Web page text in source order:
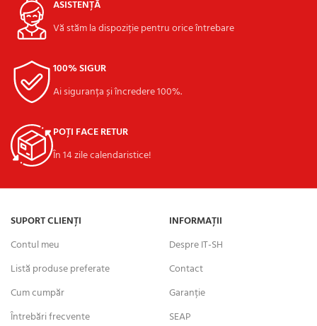
ASISTENȚĂ
Vă stăm la dispoziție pentru orice întrebare
100% SIGUR
Ai siguranța și încredere 100%.
POȚI FACE RETUR
În 14 zile calendaristice!
SUPORT CLIENȚI
Contul meu
Listă produse preferate
Cum cumpăr
Întrebări frecvente
INFORMAȚII
Despre IT-SH
Contact
Garanție
SEAP